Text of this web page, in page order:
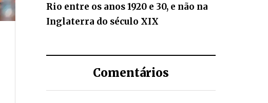
Rio entre os anos 1920 e 30, e não na
Inglaterra do século XIX
Comentários